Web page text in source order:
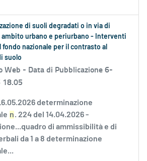
di suoli degradati o in via di
ambito urbano e periurbano - Interventi
fondo nazionale per il contrasto al
suolo
Web - Data di Pubblicazione 6-
determinazione
n. 224 del 14.04.2026 -
di ammissibilità e di
da 1 a 8 determinazione